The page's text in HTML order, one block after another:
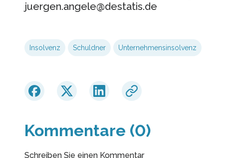
juergen.angele@destatis.de
Insolvenz Schuldner Unternehmensinsolvenz
Kommentare (0)
Schreiben Sie einen Kommentar